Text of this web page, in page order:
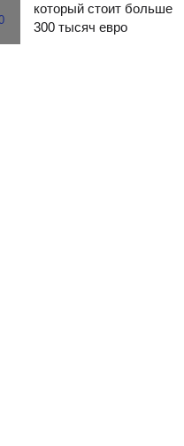
который стоит больше
300 тысяч евро